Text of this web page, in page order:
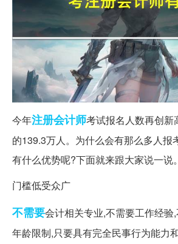
今年注册会计师考试报名人数再创新
的139.3万人。为什么会有那么多人报
有什么优势呢?下面就来跟大家说一说。
门槛低受众广
不需要会计相关专业,不需要工作经验
年龄限制,只要具有完全民事行为能力